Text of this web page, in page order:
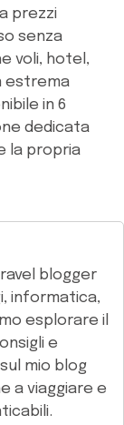
prezzi
senza
voli, hotel,
estrema
in 6
dedicata
la propria
blogger
informatica,
esplorare il
e
mio blog
a viaggiare e